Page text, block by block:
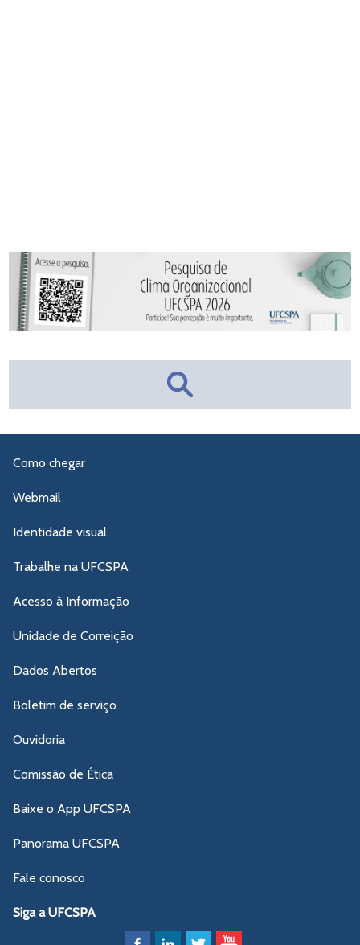
Como chegar
Webmail
Identidade visual
Trabalhe na UFCSPA
Acesso à Informação
Unidade de Correição
Dados Abertos
Boletim de serviço
Ouvidoria
Comissão de Ética
Baixe o App UFCSPA
Panorama UFCSPA
Fale conosco
Siga a UFCSPA